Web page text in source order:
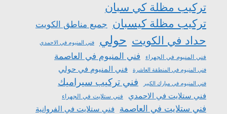
تركيب مظلة كي سبان
تركيب مظلة كيسبان جميع مناطق الكويت
حداد في الكويت حولي فني المنيوم في الاحمدي
فني المنيوم في الجهراء فني المنيوم في العاصمة
فني المنيوم في المنطقة العاشرة فني المنيوم في حولي
فني المنيوم في مبارك الكبير فني تركيب سيراميك
فني ستلايت في الاحمدي فني ستلايت في الجهراء
فني ستلايت في العاصمة فني ستلايت في الفروانية